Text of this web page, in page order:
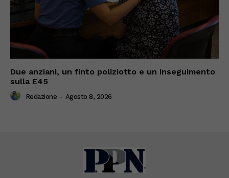
Due anziani, un finto poliziotto e un inseguimento
sulla E45
Redazione - Agosto 8, 2026